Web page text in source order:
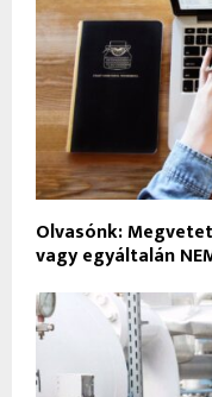
Olvasónk:
vagy egyáltalán